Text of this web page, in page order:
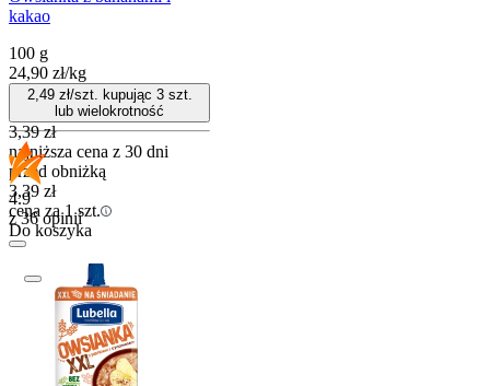
kakao
100 g
24,90 zł/kg
2,49zł/szt. kupując 3szt.
lub wielokrotność
3,39 zł
najniższa cena z 30 dni
przed obniżką
3,39 zł
cena za 1 szt.
Do koszyka
4.9
z 36 opinii